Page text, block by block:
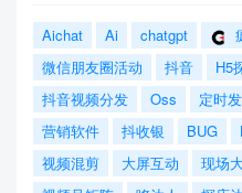
Aichat Ai chatgpt
微信朋友圈活动
抖音 H5
抖音视频分发
Oss 定时
营销软件
抖收银 BUG
视频混剪
大屏互动 现场